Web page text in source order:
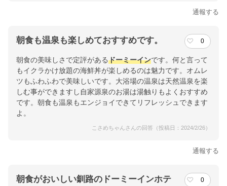
通報する
朝食も温泉も楽しめておすすめです。 0
朝食の美味しさで定評があるドーミーインです。何と言って
もイクラかけ放題の海鮮丼が楽しめるのは魅力です。オムレ
ツもふわふわで美味しいです。大浴場の温泉は天然温泉を楽
しむ事ができますし自家源泉のお湯は湯触りもよくおすすめ
です。朝食も温泉もエンジョイできてリフレッシュできます
よ。
こさめちゃんさんの回答（投稿日：2024/2/26）
通報する
朝食がおいしい釧路のドーミーインホテ
0